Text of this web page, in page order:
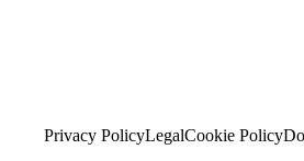
Privacy PolicyLegalCookie Policy